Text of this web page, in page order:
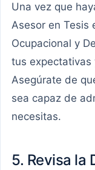
Una vez que
Asesor en Tesis
Ocupacional y
tus expectativas
Asegúrate de
sea capaz de
necesitas.
5. Revisa la